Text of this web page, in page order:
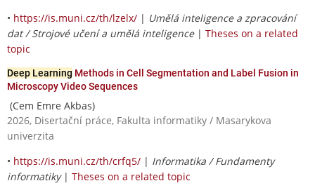
• https://is.muni.cz/th/lzelx/ | Umělá inteligence a zpracování
dat / Strojové učení a umělá inteligence| Theses on a related
topic
Deep Learning Methods in Cell Segmentation and Label Fusion in
Microscopy Video Sequences
(Cem Emre Akbas)
2026, Disertační práce, Fakulta informatiky / Masarykova
univerzita
• https://is.muni.cz/th/crfq5/ | Informatika / Fundamenty
informatiky| Theses on a related topic